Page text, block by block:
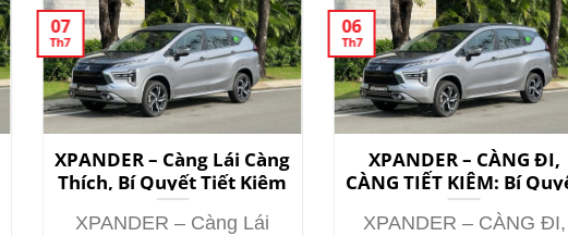
XPANDER – Càng Lái Càng
Thích, Bí Quyết Tiết Kiệm
Nhiên Liệu Bất Ngờ!
XPANDER – Càng Lái
07
Th7
XPANDER – CÀNG ĐI,
CÀNG TIẾT KIỆM: Bí
Cho Gia Đình Hiện Đại
XPANDER – CÀNG ĐI,
06
Th7